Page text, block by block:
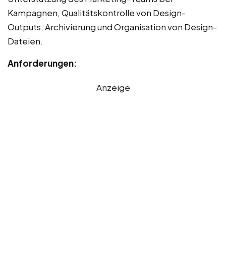
Kampagnen, Qualitätskontrolle von Design-
Outputs, Archivierung und Organisation von Design-
Dateien.
Anforderungen:
Anzeige